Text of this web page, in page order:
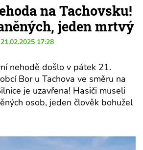
na Tachovsku!
jeden mrtvý
21.02.2025 17:28
nehodě došlo v pátek 21.
Bor u Tachova ve směru na
je uzavřena! Hasiči museli
osob, jeden člověk bohužel